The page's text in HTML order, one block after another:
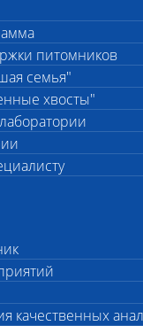
питомников
семья"
хвосты"
качественных
(с
для
формалина